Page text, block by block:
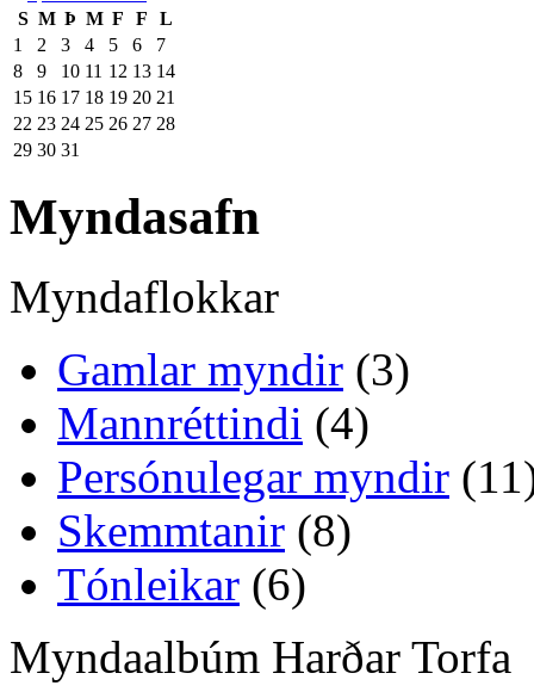
S M Þ M F F
L
1
2 3 4 5 6
7
8
9 10 11 12 13 14
15 16 17 18 19 20 21
22 23 24 25 26 27 28
29 30 31
Myndasafn
Myndaflokkar
Gamlar myndir (3)
Mannréttindi (4)
Persónulegar myndir
Skemmtanir (8)
Tónleikar (6)
Myndaalbúm Harðar Torfa